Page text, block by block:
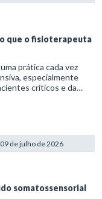
que o fisioterapeuta
prática cada vez
especialmente
críticos e da
09 de julho de 2026
somatossensorial